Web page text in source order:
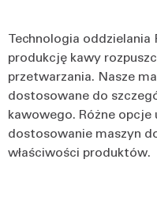
Technologia oddzielania
produkcję kawy
przetwarzania. Nasze
dostosowane do
kawowego. Różne opcje
dostosowanie maszyn
właściwości produktów.